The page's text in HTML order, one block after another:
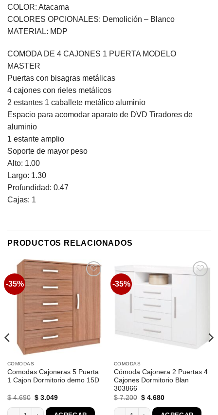
COLOR: Atacama
COLORES OPCIONALES: Demolición – Blanco
MATERIAL: MDP
COMODA DE 4 CAJONES 1 PUERTA MODELO
MASTER
Puertas con bisagras metálicas
4 cajones con rieles metálicos
2 estantes 1 caballete metálico aluminio
Espacio para acomodar aparato de DVD Tiradores de
aluminio
1 estante amplio
Soporte de mayor peso
Alto: 1.00
Largo: 1.30
Profundidad: 0.47
Cajas: 1
PRODUCTOS RELACIONADOS
-35%
COMODAS
Comodas Cajoneras 5 Puerta
1 Cajon Dormitorio demo 15D
$4.690 El
original
$3.049El
Comodas Cajoneras 5 Puerta 1 Cajon Dormitorio demo 15D cantidad
-35%
COMODAS
Cómoda Cajonera 2 Puertas 4
Cajones Dormitorio Blan
303866
$7.200 El
original
$4.680El
Cómoda Cajonera 2 Puertas 4
Con Estantes Y Relieve cantidad